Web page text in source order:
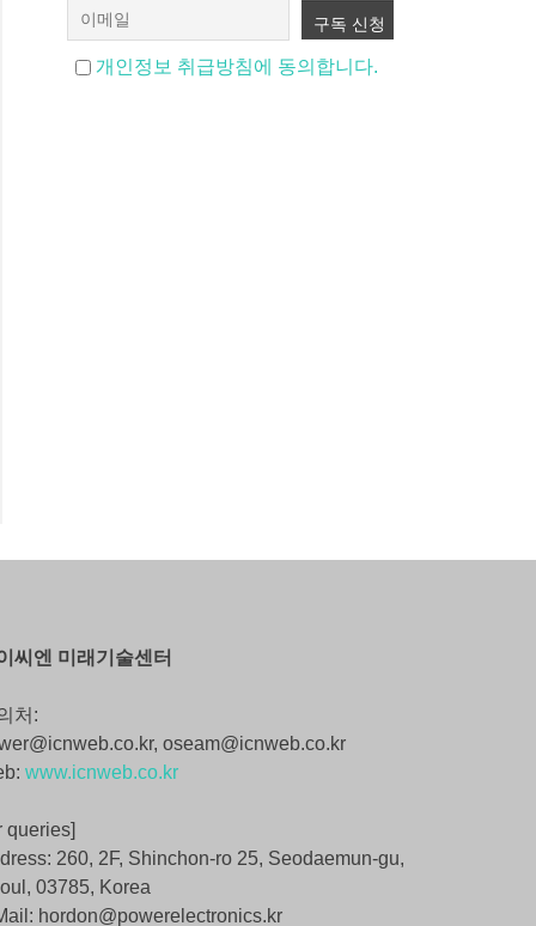
개인정보 취급방침에 동의합니다.
씨엔 미래기술센터
처:
oseam@icnweb.co.kr
www.icnweb.co.kr
queries]
260, 2F, Shinchon-ro 25, Seodaemun-gu,
03785, Korea
hordon@powerelectronics.kr